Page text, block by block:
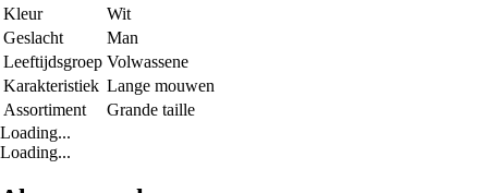
Kleur
Wit
Geslacht
Man
Leeftijdsgroep Volwassene
Karakteristiek Lange mouwen
Assortiment
Grande taille
Loading...
Loading...